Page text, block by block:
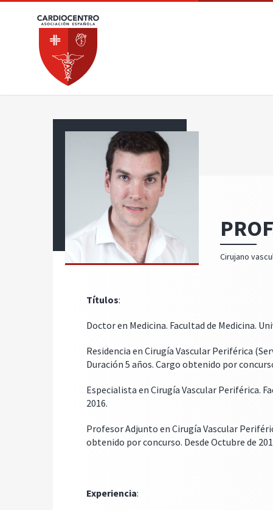
Cirujano
Títulos:
Doctor en Medicina. Facultad de Medicina.
Residencia en Cirugía Vascular Periférica
Duración 5 años. Cargo obtenido por
Especialista en Cirugía Vascular Periférica.
2016.
Profesor Adjunto en Cirugía Vascular
obtenido por concurso. Desde Octubre de
Experiencia: